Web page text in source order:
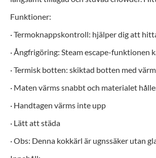
Funktioner:
· Termoknappskontroll: hjälper dig att
· Ångfrigöring: Steam escape-funktionen
· Termisk botten: skiktad botten med
· Maten värms snabbt och materialet
· Handtagen värms inte upp
· Lätt att städa
· Obs: Denna kokkärl är ugnssäker utan